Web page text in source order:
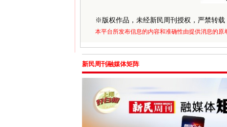
※ 版权作品，未经新民周刊授权，严禁转载
本平台所发布信息的内容和准确性由提供消息的原
新民周刊融媒体矩阵